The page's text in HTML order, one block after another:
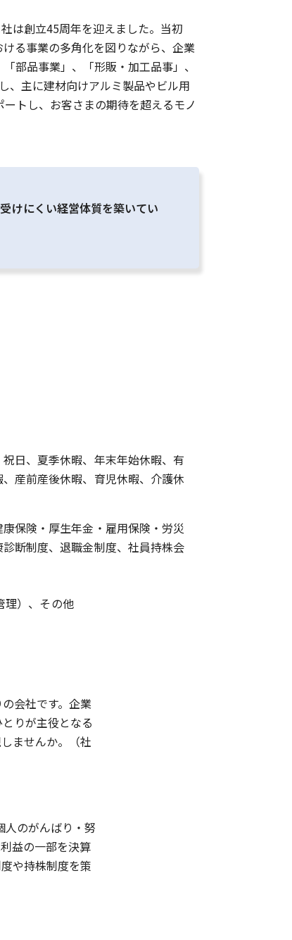
は創立45周年を迎えました。当初
る事業の多角化を図りながら、企業
部品事業」、「形販・加工品事」、
、主に建材向けアルミ製品やビル用
トし、お客さまの期待を超えるモノ
けにくい経営体質を築いてい
日、夏季休暇、年末年始休暇、有
産前産後休暇、育児休暇、介護休
保険・厚生年金・雇用保険・労災
断制度、退職金制度、社員持株会
理）、その他
会社です。企業
りが主役となる
ませんか。（社
人のがんばり・努
益の一部を決算
や持株制度を策